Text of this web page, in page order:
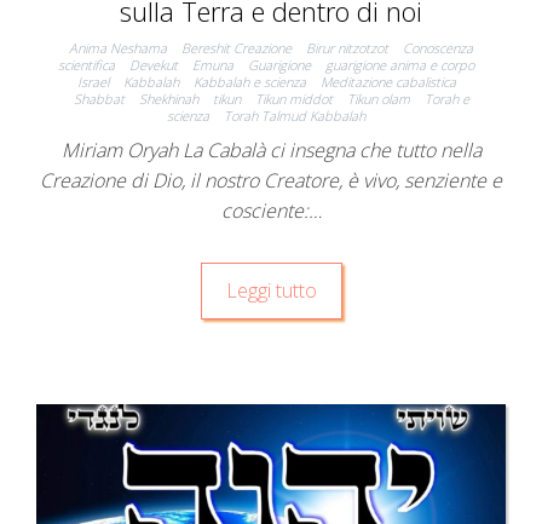
sulla Terra e dentro di noi
Anima Neshama Bereshit Creazione Birur nitzotzot
Conoscenza
scientifica
Devekut Emuna Guarigione
guarigione anima e corpo
Israel
Kabbalah Kabbalah e scienza
Meditazione cabalistica
Shabbat
Shekhinah tikun Tikun middot Tikun olam
Torah e
scienza
Torah Talmud Kabbalah
Miriam Oryah La Cabalà ci insegna che tutto nella
Creazione di Dio, il nostro Creatore, è vivo, senziente e
cosciente:…
Leggi tutto